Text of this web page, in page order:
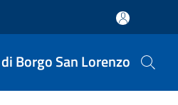
Borgo San Lorenzo